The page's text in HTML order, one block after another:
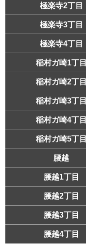
極楽寺2丁目
極楽寺3丁目
極楽寺4丁目
稲村ガ崎1丁目
稲村ガ崎2丁目
稲村ガ崎3丁目
稲村ガ崎4丁目
稲村ガ崎5丁目
腰越
腰越1丁目
腰越2丁目
腰越3丁目
腰越4丁目